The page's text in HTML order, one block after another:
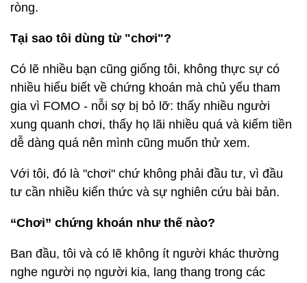
ròng.
Tại sao tôi dùng từ "chơi"?
Có lẽ nhiều bạn cũng giống tôi, không thực sự có
nhiều hiểu biết về chứng khoán mà chủ yếu tham
gia vì FOMO - nỗi sợ bị bỏ lỡ: thấy nhiều người
xung quanh chơi, thấy họ lãi nhiều quá và kiếm tiền
dễ dàng quá nên mình cũng muốn thử xem.
Với tôi, đó là "chơi" chứ không phải đầu tư, vì đầu
tư cần nhiều kiến thức và sự nghiên cứu bài bản.
“Chơi” chứng khoán như thế nào?
Ban đầu, tôi và có lẽ không ít người khác thường
nghe người nọ người kia, lang thang trong các